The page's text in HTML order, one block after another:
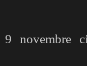
novembre